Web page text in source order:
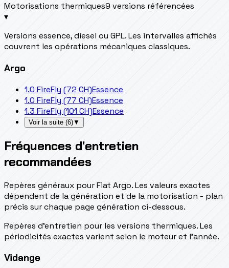
Motorisations thermiques9 versions référencées
▾
Versions essence, diesel ou GPL. Les intervalles affichés
couvrent les opérations mécaniques classiques.
Argo
1.0 FireFly (72 CH)Essence
1.0 FireFly (77 CH)Essence
1.3 FireFly (101 CH)Essence
Voir la suite (6)▼
Fréquences d'entretien
recommandées
Repères généraux pour Fiat Argo. Les valeurs exactes
dépendent de la génération et de la motorisation - plan
précis sur chaque page génération ci-dessous.
Repères d’entretien pour les versions thermiques. Les
périodicités exactes varient selon le moteur et l’année.
Vidange